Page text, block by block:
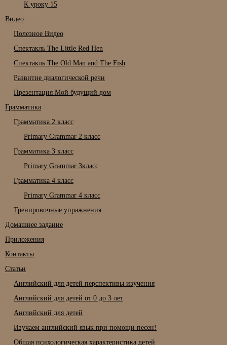
К уроку 15
Видео
Полезное Видео
Спектакль The Little Red Hen
Спектакль The Old Man and The Fish
Развитие диалогической речи
Презентация Мой будущий дом
Грамматика
Грамматика 2 класс
Primary Grammar 2 класс
Грамматика 3 класс
Primary Grammar 3класс
Грамматика 4 класс
Primary Grammar 4 класс
Тренировочные упражнения
Домашнее задание
Приложения
Контакты
Статьи
Английский для детей перспективы изучения
Английский для детей от 0 до 3 лет
Английский для детей
Изучаем английский язык при помощи песен!
Общая психологическая характеристика детей